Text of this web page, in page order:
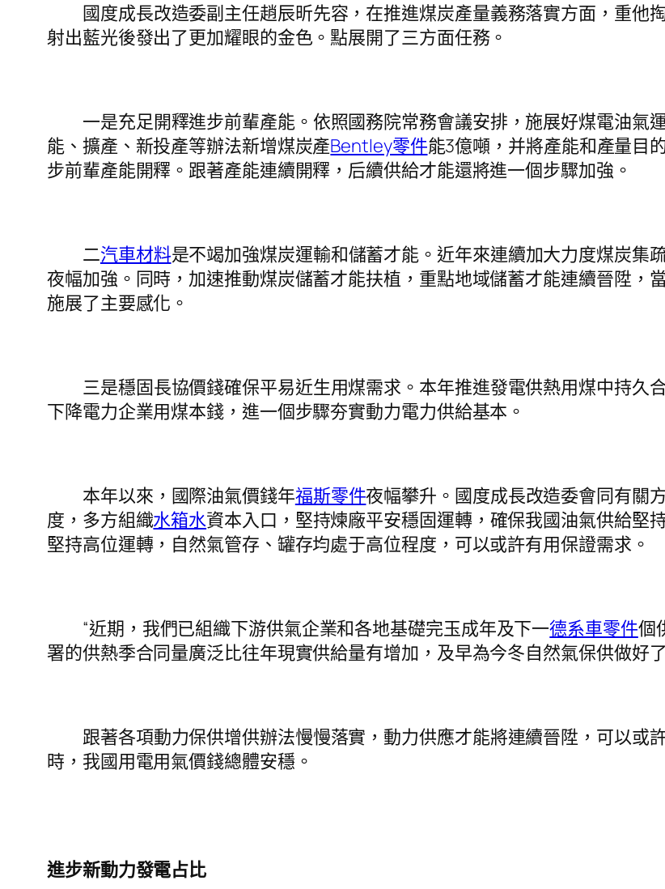
國度成長改造委副主任趙辰昕先容，在推進煤炭產量義務落實方面，重他
射出藍光後發出了更加耀眼的金色。點展開了三方面任務。
一是充足開釋進步前輩產能。依照國務院常務會議安排，施展好煤電油氣
能、擴產、新投產等辦法新增煤炭產Bentley零件能3億噸，并將產能和產量目
步前輩產能開釋。跟著產能連續開釋，后續供給才能還將進一個步驟加強。
二汽車材料是不竭加強煤炭運輸和儲蓄才能。近年來連續加大力度煤炭集
夜幅加強。同時，加速推動煤炭儲蓄才能扶植，重點地域儲蓄才能連續晉陞，
施展了主要感化。
三是穩固長協價錢確保平易近生用煤需求。本年推進發電供熱用煤中持久
下降電力企業用煤本錢，進一個步驟夯實動力電力供給基本。
本年以來，國際油氣價錢年福斯零件夜幅攀升。國度成長改造委會同有關
度，多方組織水箱水資本入口，堅持煉廠平安穩固運轉，確保我國油氣供給堅
堅持高位運轉，自然氣管存、罐存均處于高位程度，可以或許有用保證需求。
“近期，我們已組織下游供氣企業和各地基礎完玉成年及下一德系車零件個
署的供熱季合同量廣泛比往年現實供給量有增加，及早為今冬自然氣保供做好
跟著各項動力保供增供辦法慢慢落實，動力供應才能將連續晉陞，可以或
時，我國用電用氣價錢總體安穩。
進步新動力發電占比